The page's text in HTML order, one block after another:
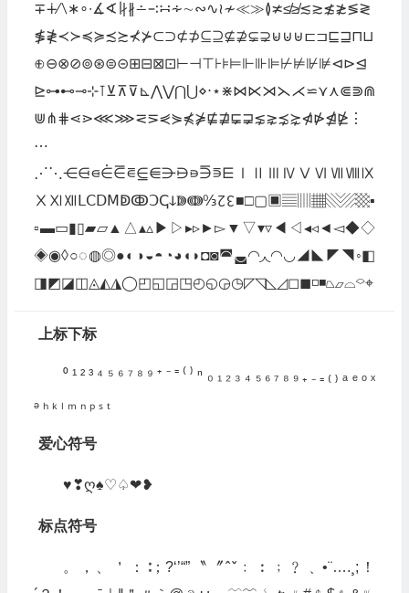
∓∔∕∖∗∘∙∡∢∣∤∦∸∹∺∻∼∾∿≀≁≪≫≬≭≰≱≲≳≴≵≶≷
≸≹≺≻≼≽≾≿⊀⊁⊂⊃⊄⊅⊆⊇⊈⊉⊊⊋⊌⊍⊎⊏⊐⊑⊒⊓⊔
⊕⊖⊗⊘⊚⊛⊜⊝⊞⊟⊠⊡⊢⊣⊤⊦⊧⊨⊩⊪⊫⊬⊭⊮⊯⊲⊳⊴
⊵⊶⊷⊸⊹⊺⊻⊼⊽⊾⋀⋁⋂⋃⋄⋅⋆⋇⋈⋉⋊⋋⋌⋍⋎⋏⋐⋑⋒
⋓⋔⋕⋖⋗⋘⋙⋜⋝⋞⋟⋠⋡⋢⋣⋤⋥⋦⋧⋨⋩⋪⋫⋬⋭⋮
⋯
⋰⋱⋲⋳⋴⋵⋶⋷⋸⋹⋺⋻⋼⋽⋾⋿ⅠⅡⅢⅣⅤⅥⅦⅧⅨ
ⅩⅪⅫⅬⅭⅮⅯↁↂↃↅↆↇↈ↉↊↋■□▢▣▤▥▦▧▨▩▪
▫▬▭▮▯▰▱▲△▴▵▶▷▸▹►▻▼▽▾▿◀◁◂◃◄◅◆◇
◈◉◊○◌◍◎●◐◑◒◓◔◕◖◗◘◙◚◛◜◝◞◟◠◡◢◣◤◥◦◧
◨◩◪◫◬◭◮◯◰◱◲◳◴◵◶◷◸◹◺◿◻◼◽◾⏢⏥⌓⌔⌖
上标下标
⁰ ¹ ² ³ ⁴ ⁵ ⁶ ⁷ ⁸ ⁹ ⁺ ⁻ ⁼ ⁽ ⁾ ⁿ ₀ ₁ ₂ ₃ ₄ ₅ ₆ ₇ ₈ ₉ ₊ ₋ ₌ ₍ ₎ ₐ ₑ ₒ ₓ
ₔ ₕ ₖ ₗ ₘ ₙ ₚ ₛ ₜ
爱心符号
♥❣ღ♠♡♤❤❥
标点符号
。，、＇：∶；?‘’“”〝〞ˆˇ﹕︰﹔﹖﹑•¨….¸;！